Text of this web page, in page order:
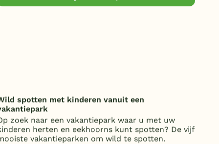
spotten met kinderen vanuit een
zoek naar een vakantiepark waar u met uw
herten en eekhoorns kunt spotten? De vijf
vakantieparken om wild te spotten.